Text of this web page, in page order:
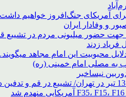
آمریکای جنگ‌افروز خواهیم داشت
و وفادار ایران
جهت حضور میلیونی مردم در تشییع
فریاد زدند
محبوبیت این امام مجاهد
به مصلی امام خمینی (ره)
نیساخبر